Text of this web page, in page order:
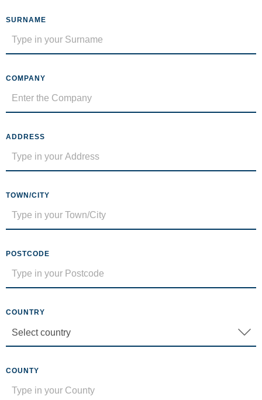
SURNAME
COMPANY
ADDRESS
TOWN/CITY
POSTCODE
COUNTRY
COUNTY